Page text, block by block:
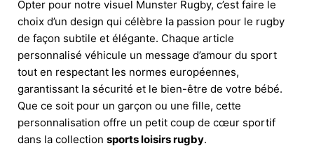
Opter pour notre visuel Munster Rugby, c’est faire le
choix d’un design qui célèbre la passion pour le rugby
de façon subtile et élégante. Chaque article
personnalisé véhicule un message d’amour du sport
tout en respectant les normes européennes,
garantissant la sécurité et le bien-être de votre bébé.
Que ce soit pour un garçon ou une fille, cette
personnalisation offre un petit coup de cœur sportif
dans la collection sports loisirs rugby.